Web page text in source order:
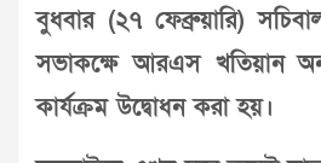
বুধবার (২৭ ফেব্রুয়ারি)
সভাকক্ষে আরএস খতিয়ান
কার্যক্রম উদ্বোধন করা হয়।